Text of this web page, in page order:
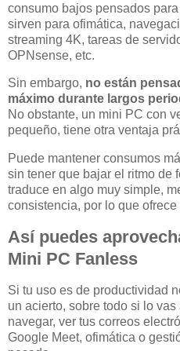
consumo bajos pensados
sirven para ofimática,
streaming 4K, tareas de
OPNsense, etc.
Sin embargo, no están
máximo durante largos
No obstante, un mini PC con
pequeño, tiene otra ventaja
Puede mantener consumos
sin tener que bajar el ritmo de
traduce en algo muy simple,
consistencia, por lo que
Así puedes
Mini PC Fanless
Si tu uso es de productividad
un acierto, sobre todo si lo
navegar, ver tus correos
Google Meet, ofimática o